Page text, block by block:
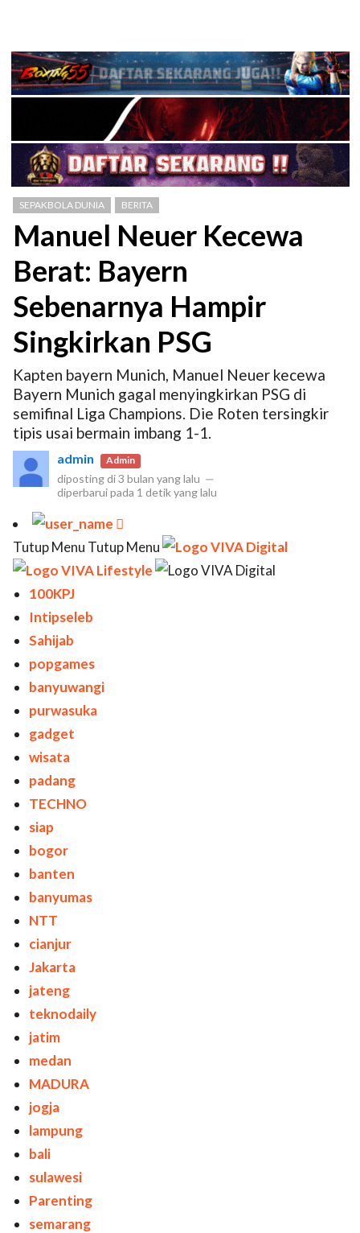
SEPAKBOLA DUNIA BERITA
Manuel Neuer Kecewa
Berat: Bayern
Sebenarnya Hampir
Singkirkan PSG
Kapten bayern Munich, Manuel Neuer kecewa
Bayern Munich gagal menyingkirkan PSG di
semifinal Liga Champions. Die Roten tersingkir
tipis usai bermain imbang 1-1.
admin Admin
diposting di3 bulan yang lalu —
diperbarui pada 1 detik yang lalu

Tutup Menu Tutup Menu
100KPJ
Intipseleb
Sahijab
popgames
banyuwangi
purwasuka
gadget
wisata
padang
TECHNO
siap
bogor
banten
banyumas
NTT
cianjur
Jakarta
jateng
teknodaily
jatim
medan
MADURA
jogja
lampung
bali
sulawesi
Parenting
semarang